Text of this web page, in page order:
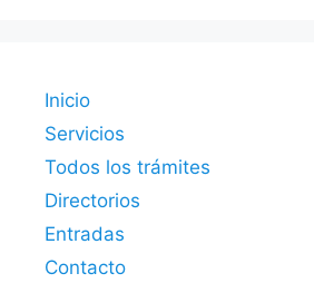
Inicio
Servicios
Todos los trámites
Directorios
Entradas
Contacto